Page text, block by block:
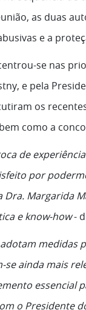
as duas
e a
se nas
e pela
os
como a
de
por
Margarida
e know-how-
medidas
ainda mais
essencial
o Presidente